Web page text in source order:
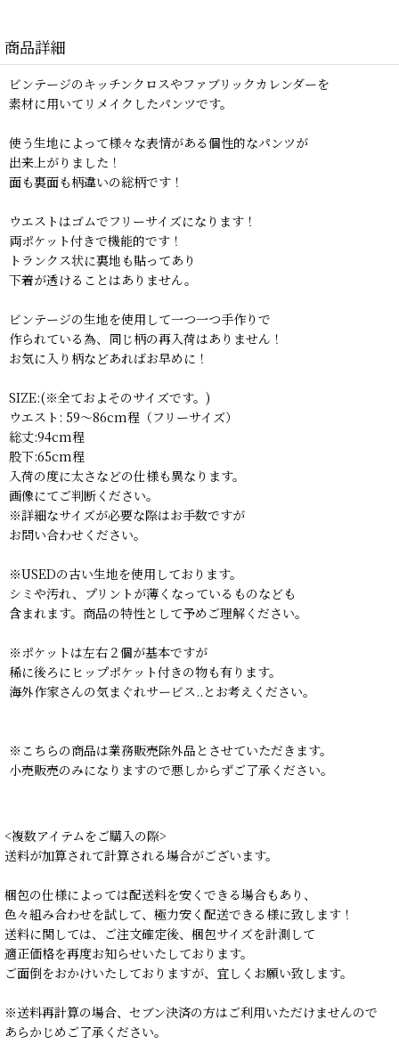
商品詳細
ビンテージのキッチンクロスやファブリックカレンダーを
素材に用いてリメイクしたパンツです。
使う生地によって様々な表情がある個性的なパンツが
出来上がりました！
面も裏面も柄違いの総柄です！
ウエストはゴムでフリーサイズになります！
両ポケット付きで機能的です！
トランクス状に裏地も貼ってあり
下着が透けることはありません。
ビンテージの生地を使用して一つ一つ手作りで
作られている為、同じ柄の再入荷はありません！
お気に入り柄などあればお早めに！
SIZE:(※全ておよそのサイズです。)
ウエスト: 59〜86cm程（フリーサイズ）
総丈:94cm程
股下:65cm程
入荷の度に太さなどの仕様も異なります。
画像にてご判断ください。
※詳細なサイズが必要な際はお手数ですが
お問い合わせください。
※USEDの古い生地を使用しております。
シミや汚れ、プリントが薄くなっているものなども
含まれます。商品の特性として予めご理解ください。
※ポケットは左右２個が基本ですが
稀に後ろにヒップポケット付きの物も有ります。
海外作家さんの気まぐれサービス..とお考えください。
※こちらの商品は業務販売除外品とさせていただきます。
小売販売のみになりますので悪しからずご了承ください。
<複数アイテムをご購入の際>
送料が加算されて計算される場合がございます。
梱包の仕様によっては配送料を安くできる場合もあり、
色々組み合わせを試して、極力安く配送できる様に致します！
送料に関しては、ご注文確定後、梱包サイズを計測して
適正価格を再度お知らせいたしております。
ご面倒をおかけいたしておりますが、宜しくお願い致します。
※送料再計算の場合、セブン決済の方はご利用いただけませんので
あらかじめご了承ください。